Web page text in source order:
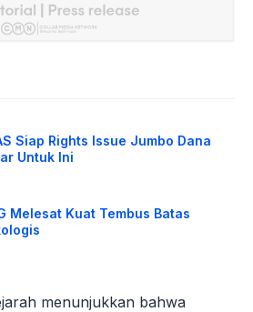
Siap Rights Issue Jumbo Dana
Untuk Ini
Melesat Kuat Tembus Batas
menunjukkan bahwa